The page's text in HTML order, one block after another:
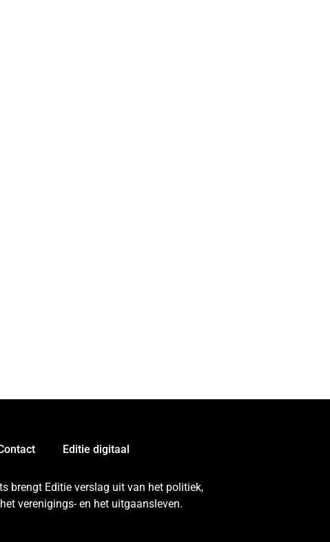
Editie digitaal
brengt Editie verslag uit van het politiek,
verenigings- en het uitgaansleven.